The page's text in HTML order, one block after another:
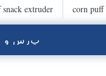
corn puff
snack extruder
پر س و